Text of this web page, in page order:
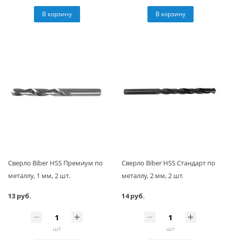
В корзину В корзину
Сверло Biber HSS Премиум по
металлу, 1 мм, 2 шт.
13 руб.
шт
Сверло Biber HSS Стандарт по
металлу, 2 мм, 2 шт.
14 руб.
шт